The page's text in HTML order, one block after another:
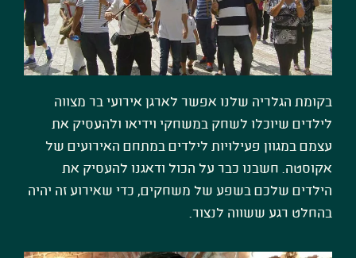
בקומת הגלריה שלנו אפשר לארגן אירועי בר מצווה
לילדים שיוכלו לשחק במשחקי וידיאו ולהעסיק את
עצמם במגוון פעילויות לילדים במתחם האירועים של
אקוסטה. חשבנו כבר על הכול ודאגנו להעסיק את
הילדים שלכם בשפע של משחקים, כדי שאירוע זה יהיה
בהחלט רגע ששווה לנצור.